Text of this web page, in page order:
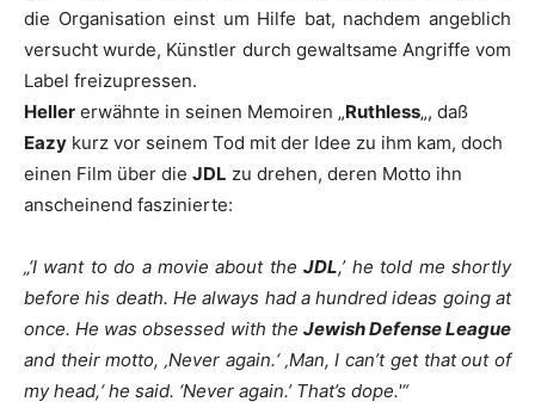
die Organisation einst um Hilfe bat, nachdem angeblich
versucht wurde, Künstler durch gewaltsame Angriffe vom
Label freizupressen.
Heller erwähnte in seinen Memoiren „Ruthless„, daß
Eazy kurz vor seinem Tod mit der Idee zu ihm kam, doch
einen Film über die JDL zu drehen, deren Motto ihn
anscheinend faszinierte:
„‘I want to do a movie about theJDL,’ he told me shortly
before his death. He always had a hundred ideas going at
once. He was obsessed with the Jewish Defense League
and their motto, ‚Never again.‘ ‚Man, I can’t get that out of
my head,‘ he said. ‘Never again.’ That’s dope.'“